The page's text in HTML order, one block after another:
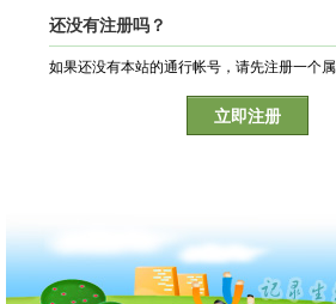
还没有注册吗？
如果还没有本站的通行帐号，请先注册一个属
立即注册